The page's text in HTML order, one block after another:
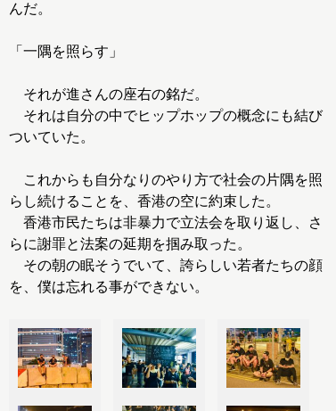
んだ。
「一隅を照らす」
それが進さんの座右の銘だ。
それは自分の中でヒップホップの概念にも結び
ついていた。
これからも自分なりのやり方で社会の片隅を照
らし続けることを、香港の空に約束した。
香港市民たちは非暴力で立法会を取り返し、さ
らに謝罪と法案の延期を掴み取った。
その朝の眠そうでいて、誇らしい若者たちの顔
を、僕は忘れる事ができない。